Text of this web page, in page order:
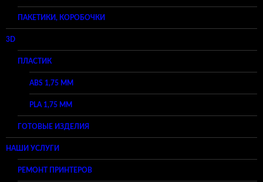
ПАКЕТИКИ, КОРОБОЧКИ
3D
ПЛАСТИК
ABS 1,75 ММ
PLA 1,75 ММ
ГОТОВЫЕ ИЗДЕЛИЯ
НАШИ УСЛУГИ
РЕМОНТ ПРИНТЕРОВ